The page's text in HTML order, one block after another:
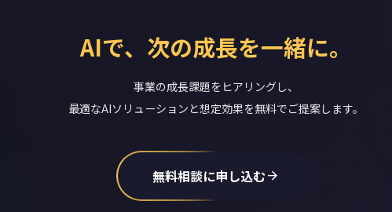
AIで、次の成長を一緒に。
事業の成長課題をヒアリングし、
最適なAIソリューションと想定効果を無料でご提案します。
無料相談に申し込むarrow_forward